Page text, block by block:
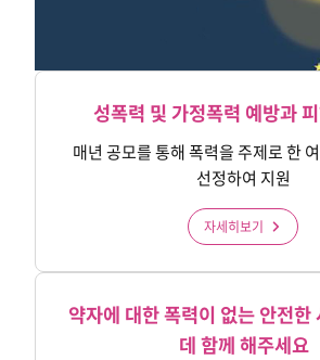
성폭력 및 가정폭력 예방과
매년 공모를 통해 폭력을 주제로 한
선정하여 지원
자세히보기
약자에 대한 폭력이 없는 안전한
데 함께 해주세요